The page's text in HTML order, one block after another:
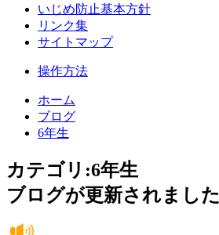
いじめ防止基本方針
リンク集
サイトマップ
操作方法
ホーム
ブログ
6年生
カテゴリ:6年生
ブログが更新されました